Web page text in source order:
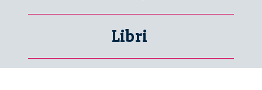
Libri